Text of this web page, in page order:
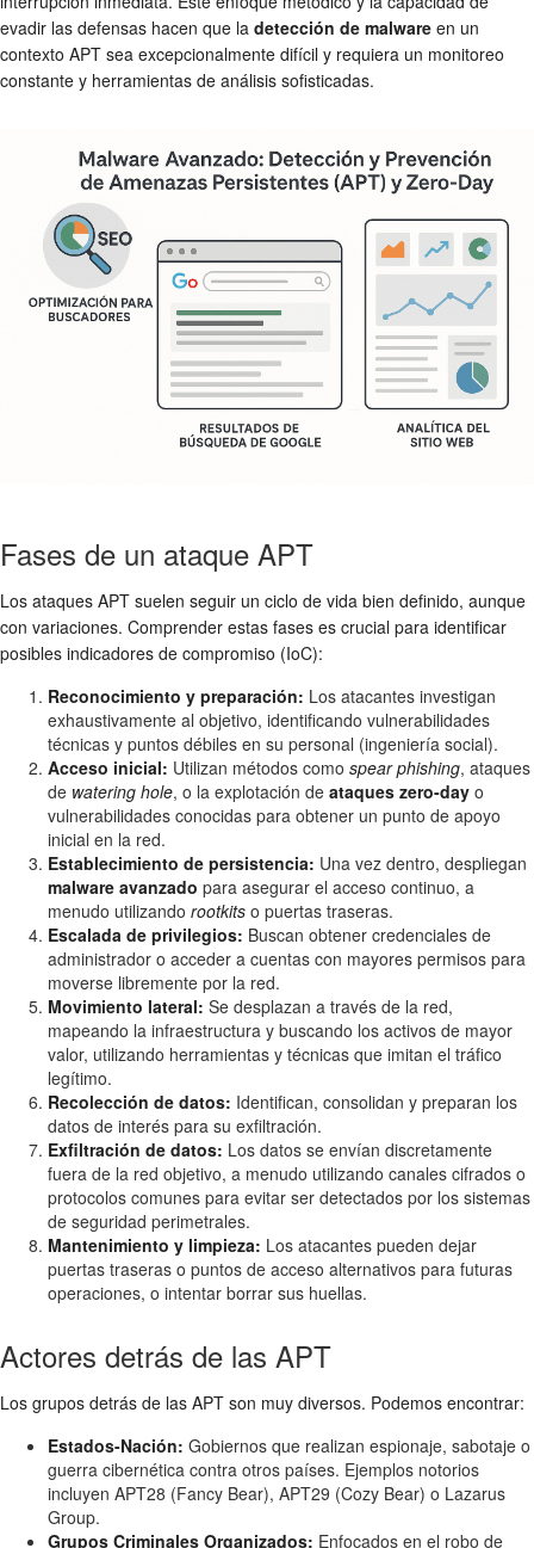
evadir las defensas hacen que la detección de malware en un
contexto APT sea excepcionalmente difícil y requiera un monitoreo
constante y herramientas de análisis sofisticadas.
Fases de un ataque APT
Los ataques APT suelen seguir un ciclo de vida bien definido, aunque
con variaciones. Comprender estas fases es crucial para identificar
posibles indicadores de compromiso (IoC):
Reconocimiento y preparación: Los atacantes investigan
exhaustivamente al objetivo, identificando vulnerabilidades
técnicas y puntos débiles en su personal (ingeniería social).
Acceso inicial: Utilizan métodos como spear phishing, ataques
de watering hole, o la explotación de ataques zero-day o
vulnerabilidades conocidas para obtener un punto de apoyo
inicial en la red.
Establecimiento de persistencia: Una vez dentro, despliegan
malware avanzado para asegurar el acceso continuo, a
menudo utilizando rootkits o puertas traseras.
Escalada de privilegios: Buscan obtener credenciales de
administrador o acceder a cuentas con mayores permisos para
moverse libremente por la red.
Movimiento lateral: Se desplazan a través de la red,
mapeando la infraestructura y buscando los activos de mayor
valor, utilizando herramientas y técnicas que imitan el tráfico
legítimo.
Recolección de datos: Identifican, consolidan y preparan los
datos de interés para su exfiltración.
Exfiltración de datos: Los datos se envían discretamente
fuera de la red objetivo, a menudo utilizando canales cifrados o
protocolos comunes para evitar ser detectados por los sistemas
de seguridad perimetrales.
Mantenimiento y limpieza: Los atacantes pueden dejar
puertas traseras o puntos de acceso alternativos para futuras
operaciones, o intentar borrar sus huellas.
Actores detrás de las APT
Los grupos detrás de las APT son muy diversos. Podemos encontrar:
Estados-Nación: Gobiernos que realizan espionaje, sabotaje o
guerra cibernética contra otros países. Ejemplos notorios
incluyen APT28 (Fancy Bear), APT29 (Cozy Bear) o Lazarus
Group.
Grupos Criminales Organizados: Enfocados en el robo de